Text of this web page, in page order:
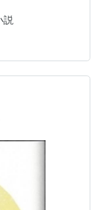
インナップ
に面白いん
るはずです。
対応で
品が多く、耳
説